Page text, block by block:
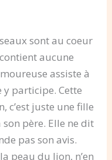
sont au coeur
aucune
assiste à
y participe. Cette
c’est juste une fille
père. Elle ne dit
pas son avis.
peau du lion, n’en